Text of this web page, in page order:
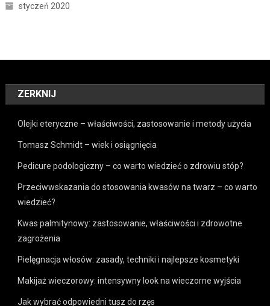
styczeń 2020
ZERKNIJ
Olejki eteryczne – właściwości, zastosowanie i metody użycia
Tomasz Schmidt – wiek i osiągnięcia
Pedicure podologiczny – co warto wiedzieć o zdrowiu stóp?
Przeciwwskazania do stosowania kwasów na twarz – co warto
wiedzieć?
Kwas palmitynowy: zastosowanie, właściwości i zdrowotne
zagrożenia
Pielęgnacja włosów: zasady, techniki i najlepsze kosmetyki
Makijaż wieczorowy: intensywny look na wieczorne wyjścia
Jak wybrać odpowiedni tusz do rzęs